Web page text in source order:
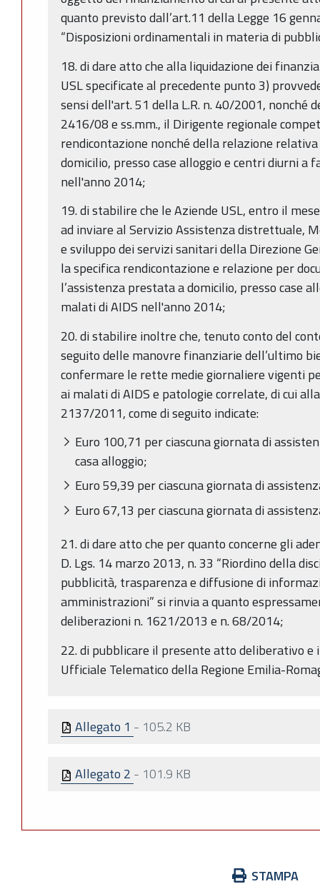
quanto previsto dall’art.11 della Legge 16
“Disposizioni ordinamentali in materia di
18. di dare atto che alla liquidazione dei
USL specificate al precedente punto 3)
sensi dell'art. 51 della L.R. n. 40/2001, nonché
2416/08 e ss.mm., il Dirigente regionale
rendicontazione nonché della relazione
domicilio, presso case alloggio e centri diurni a
nell'anno 2014;
19. di stabilire che le Aziende USL, entro il
ad inviare al Servizio Assistenza distrettuale,
e sviluppo dei servizi sanitari della Direzione
la specifica rendicontazione e relazione per
l’assistenza prestata a domicilio, presso case
malati di AIDS nell'anno 2014;
20. di stabilire inoltre che, tenuto conto del
seguito delle manovre finanziarie dell’ultimo
confermare le rette medie giornaliere vigenti
ai malati di AIDS e patologie correlate, di cui
2137/2011, come di seguito indicate:
Euro 100,71 per ciascuna giornata di
casa alloggio;
Euro 59,39 per ciascuna giornata di
Euro 67,13 per ciascuna giornata di
21. di dare atto che per quanto concerne gli
D. Lgs. 14 marzo 2013, n. 33 “Riordino della
pubblicità, trasparenza e diffusione di
amministrazioni” si rinvia a quanto
deliberazioni n. 1621/2013 e n. 68/2014;
22. di pubblicare il presente atto deliberativo
Ufficiale Telematico della Regione Emilia-
Allegato 1 - 105.2 KB
Allegato 2 - 101.9 KB
STAMPA